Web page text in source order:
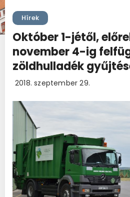
Hírek
Október 1-jétől,
november 4-ig
zöldhulladék
2018. szeptember 29.